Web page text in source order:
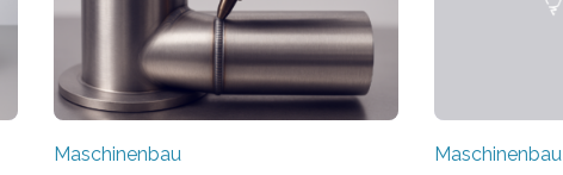
Maschinenbau Maschinenbau